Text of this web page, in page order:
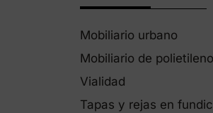
Mobiliario urbano
Mobiliario de polietileno
Vialidad
Tapas y rejas en